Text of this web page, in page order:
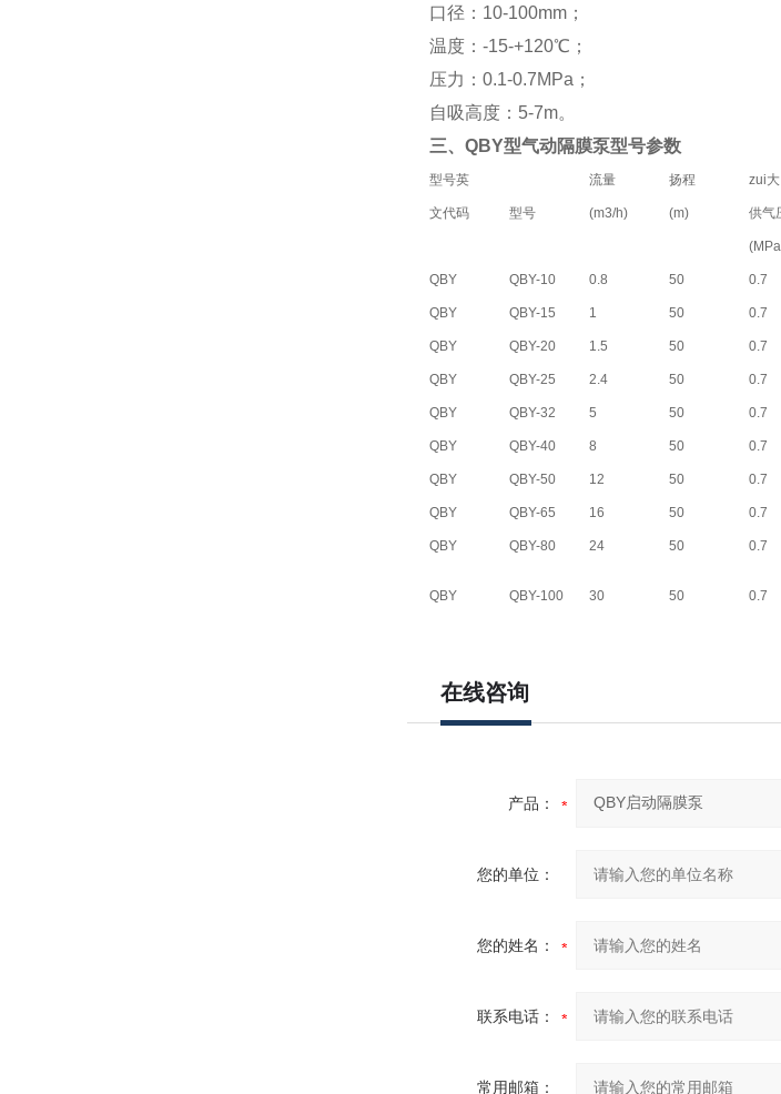
口径：10-100mm；
温度：-15-+120℃；
压力：0.1-0.7MPa；
自吸高度：5-7m。
三、QBY型气动隔膜泵型号参数
型号英
型号
流量 扬程 zui大
文代码 (m3/h) (m) 供气
QBY QBY-10 0.8 50 0.7
QBY QBY-15 1 50 0.7
QBY QBY-20 1.5 50 0.7
QBY QBY-25 2.4 50 0.7
QBY QBY-32 5 50 0.7
QBY QBY-40 8 50 0.7
QBY QBY-50 12 50 0.7
QBY QBY-65 16 50 0.7
QBY QBY-80 24 50 0.7
QBY QBY-100 30 50 0.7
在线咨询
产品：
您的单位：
您的姓名：
联系电话：
常用邮箱：